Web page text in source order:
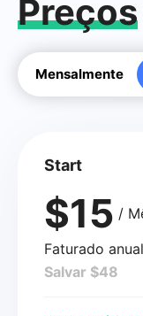
Preços
Mensalmente
Start
$15 /
Faturado
Salvar $48